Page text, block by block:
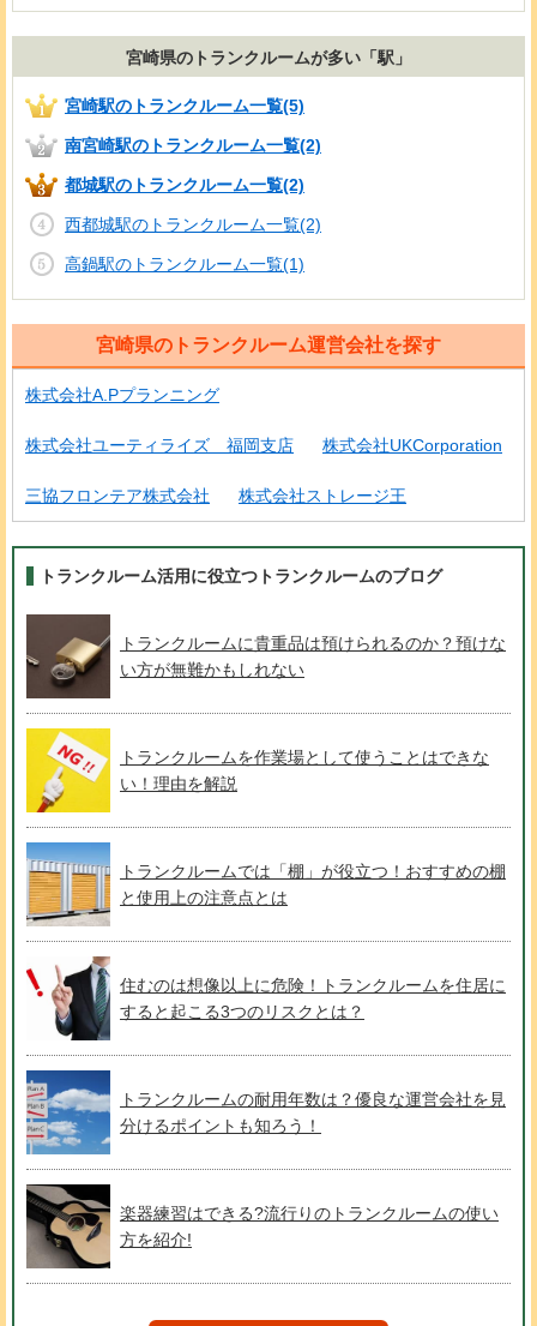
宮崎県のトランクルームが多い「駅」
宮崎駅のトランクルーム一覧(5)
南宮崎駅のトランクルーム一覧(2)
都城駅のトランクルーム一覧(2)
西都城駅のトランクルーム一覧(2)
高鍋駅のトランクルーム一覧(1)
宮崎県のトランクルーム運営会社を探す
株式会社A.Pプランニング
株式会社ユーティライズ 福岡支店 株式会社UKCorporation
三協フロンテア株式会社 株式会社ストレージ王
トランクルーム活用に役立つトランクルームのブログ
トランクルームに貴重品は預けられるのか？預けな
い方が無難かもしれない
トランクルームを作業場として使うことはできな
い！理由を解説
トランクルームでは「棚」が役立つ！おすすめの棚
と使用上の注意点とは
住むのは想像以上に危険！トランクルームを住居に
すると起こる3つのリスクとは？
トランクルームの耐用年数は？優良な運営会社を見
分けるポイントも知ろう！
楽器練習はできる?流行りのトランクルームの使い
方を紹介!